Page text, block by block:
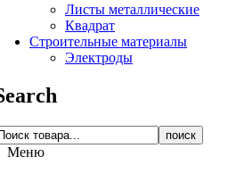
Листы металлические
Квадрат
Строительные материалы
Электроды
поиск
Меню